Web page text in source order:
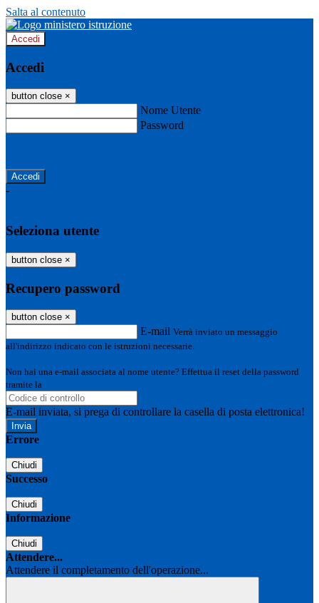
Salta al contenuto
Accedi
Accedi
button close ×
Nome Utente
Password
-
Seleziona utente
button close ×
Recupero password
button close ×
E-mail Verrà inviato un messaggio
all'indirizzo indicato con le istruzioni necessarie.
Non hai una e-mail associata al nome utente? Effettua il reset della password
tramite la
E-mail inviata, si prega di controllare la casella di posta elettronica!
Errore
Chiudi
Successo
Chiudi
Informazione
Chiudi
Attendere...
Attendere il completamento dell'operazione...